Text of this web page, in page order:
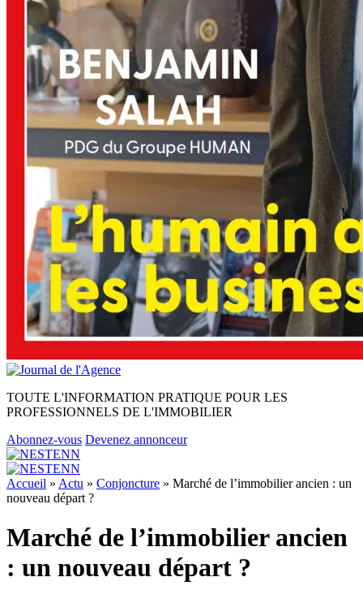
TOUTE L'INFORMATION PRATIQUE POUR LES
PROFESSIONNELS DE L'IMMOBILIER
Abonnez-vous Devenez annonceur
Accueil » Actu » Conjoncture » Marché de l’immobilier ancien : un
nouveau départ ?
Marché de l’immobilier ancien
: un nouveau départ ?